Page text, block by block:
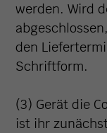
werden. Wird
den
Schriftform.
(3) Gerät die
ist ihr